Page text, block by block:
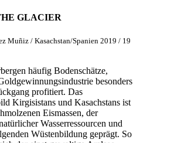
GLACIER
Muñiz / Kasachstan/Spanien 2019 / 19
häufig Bodenschätze,
besonders
profitiert. Das
Kirgisistans und Kasachstans ist
Eismassen, der
Wasserressourcen und
Wüstenbildung geprägt. So